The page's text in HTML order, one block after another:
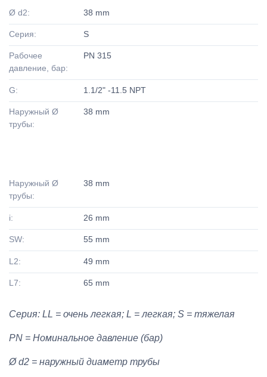
Ø d2: 38 mm
Серия: S
Рабочее
давление, бар:
PN 315
G: 1.1/2" -11.5 NPT
Наружный Ø
трубы:
38 mm
Наружный Ø
трубы:
38 mm
i: 26 mm
SW: 55 mm
L2: 49 mm
L7: 65 mm
Серия: LL = очень легкая; L = легкая; S = тяжелая
PN = Номинальное давление (бар)
Ø d2 = наружный диаметр трубы